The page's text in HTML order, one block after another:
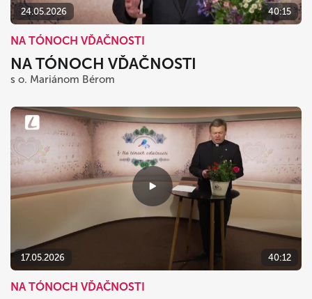
24.05.2026 40:15
NA TÓNOCH VĎAČNOSTI
NA TÓNOCH VĎAČNOSTI
s o. Mariánom Bérom
17.05.2026 40:12
NA TÓNOCH VĎAČNOSTI